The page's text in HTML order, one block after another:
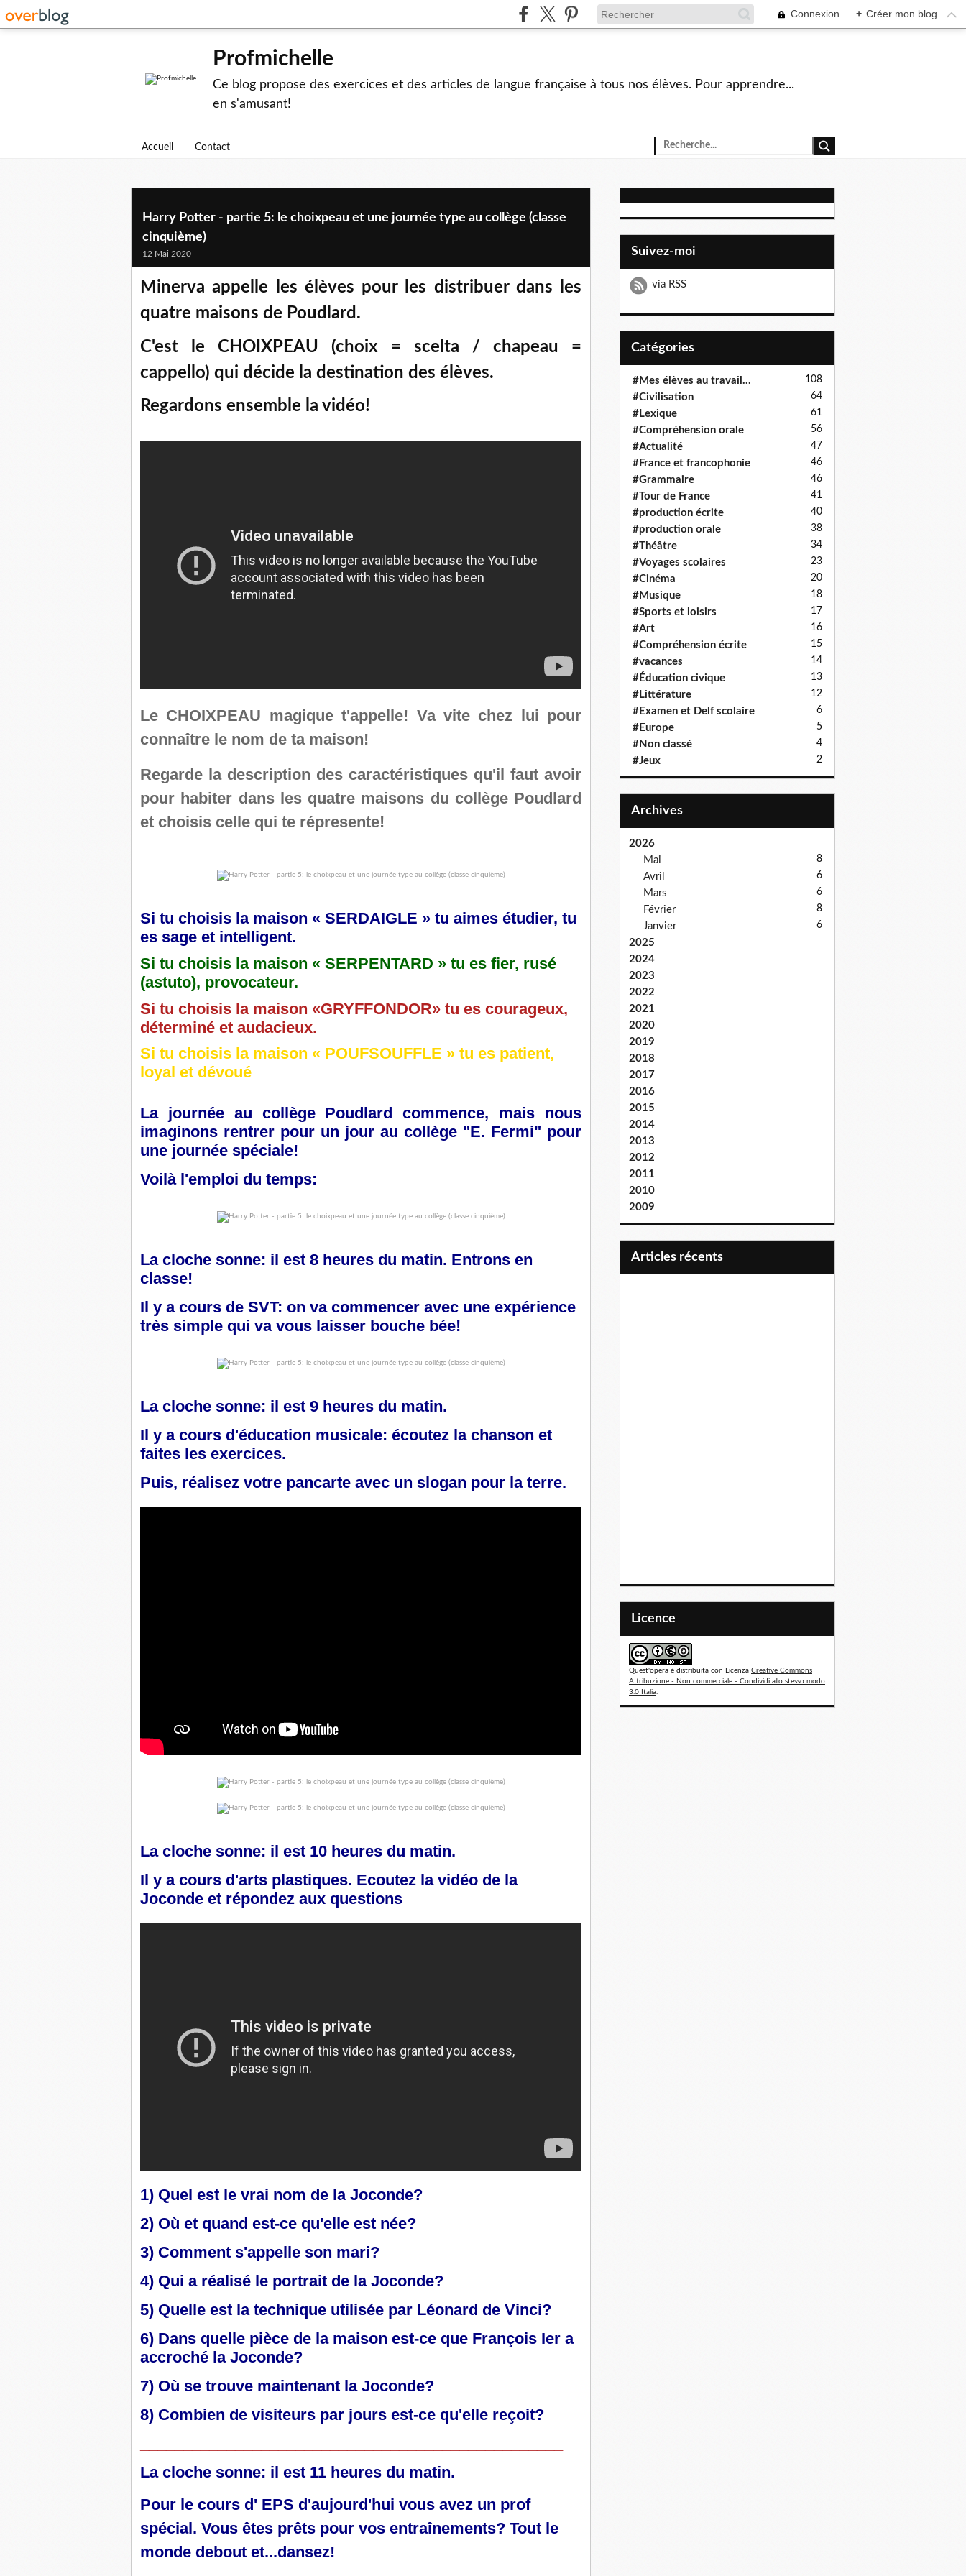
Connexion + Créer mon blog
Profmichelle
Ce blog propose des exercices et des articles de langue française à tous nos élèves. Pour apprendre...
en s'amusant!
Accueil Contact
Harry Potter - partie 5: le choixpeau et une journée type au collège (classe
cinquième)
12 Mai 2020
Minerva appelle les élèves pour les distribuer dans les
quatre maisons de Poudlard.
C'est le CHOIXPEAU (choix = scelta / chapeau =
cappello) qui décide la destination des élèves.
Regardons ensemble la vidéo!
Le CHOIXPEAU magique t'appelle! Va vite chez lui pour
connaître le nom de ta maison!
Regarde la description des caractéristiques qu'il faut avoir
pour habiter dans les quatre maisons du collège Poudlard
et choisis celle qui te répresente!
Si tu choisis la maison « SERDAIGLE » tu aimes étudier, tu
es sage et intelligent.
Si tu choisis la maison « SERPENTARD » tu es fier, rusé
(astuto), provocateur.
Si tu choisis la maison «GRYFFONDOR» tu es courageux,
déterminé et audacieux.
Si tu choisis la maison « POUFSOUFFLE » tu es patient,
loyal et dévoué
La journée au collège Poudlard commence, mais nous
imaginons rentrer pour un jour au collège "E. Fermi" pour
une journée spéciale!
Voilà l'emploi du temps:
La cloche sonne: il est 8 heures du matin. Entrons en
classe!
Il y a cours de SVT: on va commencer avec une expérience
très simple qui va vous laisser bouche bée!
La cloche sonne: il est 9 heures du matin.
Il y a cours d'éducation musicale: écoutez la chanson et
faites les exercices.
Puis, réalisez votre pancarte avec un slogan pour la terre.
La cloche sonne: il est 10 heures du matin.
Il y a cours d'arts plastiques. Ecoutez la vidéo de la
Joconde et répondez aux questions
1) Quel est le vrai nom de la Joconde?
2) Où et quand est-ce qu'elle est née?
3) Comment s'appelle son mari?
4) Qui a réalisé le portrait de la Joconde?
5) Quelle est la technique utilisée par Léonard de Vinci?
6) Dans quelle pièce de la maison est-ce que François Ier a
accroché la Joconde?
7) Où se trouve maintenant la Joconde?
8) Combien de visiteurs par jours est-ce qu'elle reçoit?
La cloche sonne: il est 11 heures du matin.
Pour le cours d' EPS d'aujourd'hui vous avez un prof
spécial. Vous êtes prêts pour vos entraînements? Tout le
monde debout et...dansez!
Suivez-moi
via RSS
Catégories
#Mes élèves au travail... 108
#Civilisation 64
#Lexique 61
#Compréhension orale 56
#Actualité 47
#France et francophonie 46
#Grammaire 46
#Tour de France 41
#production écrite 40
#production orale 38
#Théâtre 34
#Voyages scolaires 23
#Cinéma 20
#Musique 18
#Sports et loisirs 17
#Art 16
#Compréhension écrite 15
#vacances 14
#Éducation civique 13
#Littérature 12
#Examen et Delf scolaire 6
#Europe 5
#Non classé 4
#Jeux 2
Archives
2026
Mai
8
Avril 6
Mars 6
Février 8
Janvier 6
2025
2024
2023
2022
2021
2020
2019
2018
2017
2016
2015
2014
2013
2012
2011
2010
2009
articles récents
Licence
Quest'opera è distribuita con Licenza Creative Commons
Attribuzione - Non commerciale - Condividi allo stesso modo
3.0 Italia.